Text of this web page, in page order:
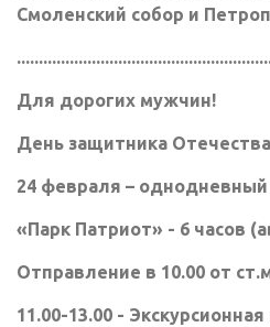
Смоленский собор и
Для дорогих мужчин!
День защитника Отечества
24 февраля – однодневный
«Парк Патриот» - 6 часов
Отправление в 10.00 от
11.00-13.00 -